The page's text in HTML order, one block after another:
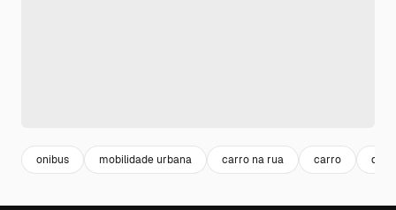
onibus mobilidade urbana carro na rua carro drive